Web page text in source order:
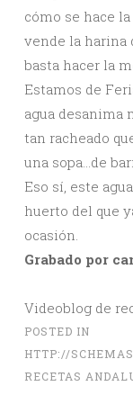
cómo se hace
vende la harina
basta hacer la
Estamos de
agua desanima
tan racheado
una sopa…de
Eso sí, este
huerto del que
ocasión.
Grabado por
Videoblog de
POSTED IN
HTTP://
RECETAS